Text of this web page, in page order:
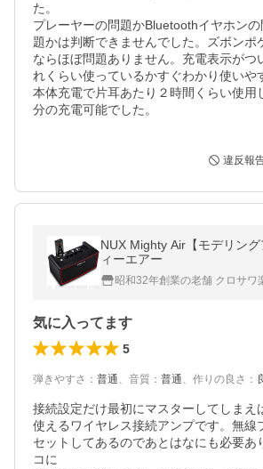
た。
プレーヤーの問題かBluetoothイヤホン
題かは判断できませんでした。ズボンポ
ならほぼ問題ありません。充電表示がつ
れくらい使っているかすぐわかり使いや
本体充電で片耳あたり２時間くらい使用
分の充電可能でした。
違反報
NUX Mighty Air【モデリン
ィーエアー
昭和32年創業の老舗 クロサワ
気に入ってます
5
弾きやすさ ： 普通、 音質 ： 普通、 作りの良さ ：
接続設定だけ最初にマスターしてしまえ
使えるワイヤレス接続アンプです。無線
セットしてあるのであとはなにも必要あ
コに